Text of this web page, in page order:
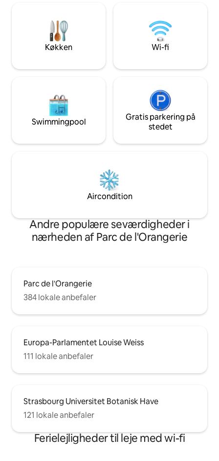
mønter her; guldfloriner. I det 18.
århundrede var det et gæstehus, hvor
Goethe og hans venner spiste. Det er
din tur til at nyde det i dag!
kokon, en
fjerne østen midt
せ
Køkken Wi-fi
Swimmingpool
Gratis parkering på
stedet
Aircondition
Andre populære seværdigheder i
nærheden af Parc de l'Orangerie
Parc de l'Orangerie
384 lokale anbefaler
Europa-Parlamentet Louise Weiss
111 lokale anbefaler
Strasbourg Universitet Botanisk Have
121 lokale anbefaler
Ferielejligheder til leje med wi-fi